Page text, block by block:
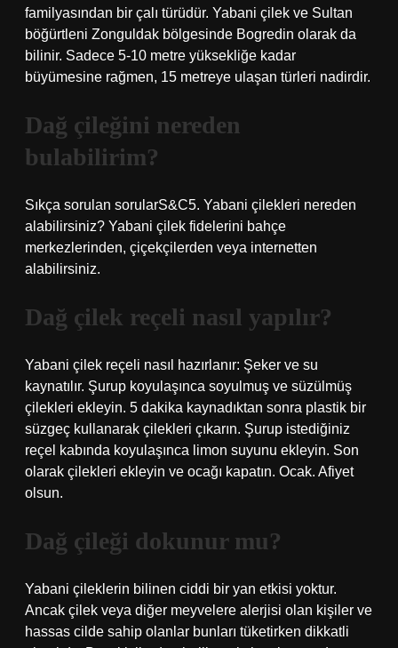
familyasından bir çalı türüdür. Yabani çilek ve Sultan
böğürtleni Zonguldak bölgesinde Bogredin olarak da
bilinir. Sadece 5-10 metre yüksekliğe kadar
büyümesine rağmen, 15 metreye ulaşan türleri nadirdir.
Dağ çileğini nereden
bulabilirim?
Sıkça sorulan sorularS&C5. Yabani çilekleri nereden
alabilirsiniz? Yabani çilek fidelerini bahçe
merkezlerinden, çiçekçilerden veya internetten
alabilirsiniz.
Dağ çilek reçeli nasıl yapılır?
Yabani çilek reçeli nasıl hazırlanır: Şeker ve su
kaynatılır. Şurup koyulaşınca soyulmuş ve süzülmüş
çilekleri ekleyin. 5 dakika kaynadıktan sonra plastik bir
süzgeç kullanarak çilekleri çıkarın. Şurup istediğiniz
reçel kabında koyulaşınca limon suyunu ekleyin. Son
olarak çilekleri ekleyin ve ocağı kapatın. Ocak. Afiyet
olsun.
Dağ çileği dokunur mu?
Yabani çileklerin bilinen ciddi bir yan etkisi yoktur.
Ancak çilek veya diğer meyvelere alerjisi olan kişiler ve
hassas cilde sahip olanlar bunları tüketirken dikkatli